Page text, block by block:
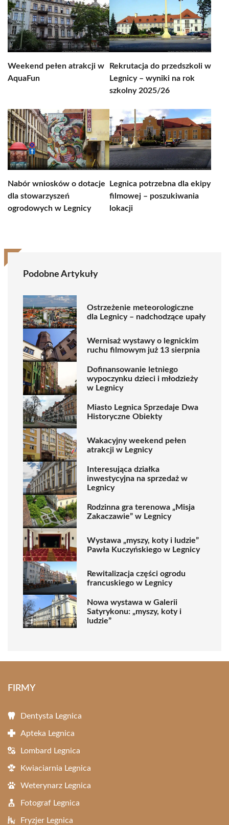
Weekend pełen atrakcji w
AquaFun
Rekrutacja do przedszkoli w
Legnicy – wyniki na rok
szkolny 2025/26
Nabór wniosków o dotacje
dla stowarzyszeń
ogrodowych w Legnicy
Legnica potrzebna dla ekipy
filmowej – poszukiwania
lokacji
Podobne Artykuły
Ostrzeżenie meteorologiczne
dla Legnicy – nadchodzące upały
Wernisaż wystawy o legnickim
ruchu filmowym już 13 sierpnia
Dofinansowanie letniego
wypoczynku dzieci i młodzieży
w Legnicy
Miasto Legnica Sprzedaje Dwa
Historyczne Obiekty
Wakacyjny weekend pełen
atrakcji w Legnicy
Interesująca działka
inwestycyjna na sprzedaż w
Legnicy
Rodzinna gra terenowa „Misja
Zakaczawie” w Legnicy
Wystawa „myszy, koty i ludzie”
Pawła Kuczyńskiego w Legnicy
Rewitalizacja części ogrodu
francuskiego w Legnicy
Nowa wystawa w Galerii
Satyrykonu: „myszy, koty i
ludzie”
FIRMY
Dentysta Legnica
Apteka Legnica
Lombard Legnica
Kwiaciarnia Legnica
Weterynarz Legnica
Fotograf Legnica
Fryzjer Legnica